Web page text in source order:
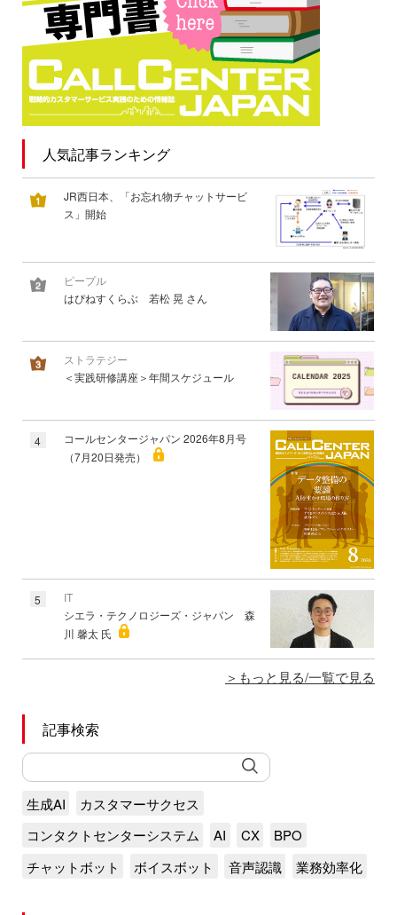
人気記事ランキング
JR西日本、「お忘れ物チャットサービ
ス」開始
ピープル
はぴねすくらぶ 若松 晃 さん
ストラテジー
＜実践研修講座＞年間スケジュール
4
コールセンタージャパン 2026年8月号
（7月20日発売）
5
IT
シエラ・テクノロジーズ・ジャパン 森
川 馨太 氏
もっと見る/一覧で見る
記事検索
生成AI
カスタマーサクセス
コンタクトセンターシステム
AI CX
BPO
チャットボット
ボイスボット 音声認識 業務効率化